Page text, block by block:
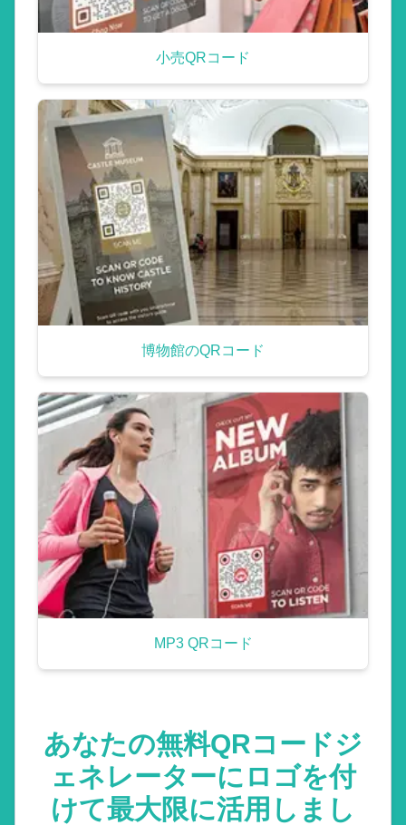
小売QRコード
博物館のQRコード
MP3 QRコード
あなたの無料QRコードジ
ェネレーターにロゴを付
けて最大限に活用しまし